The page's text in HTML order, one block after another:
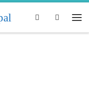
Search